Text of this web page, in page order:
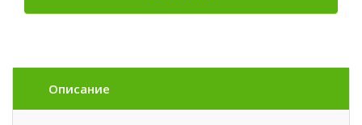
Описание